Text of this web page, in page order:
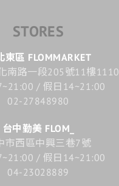
STORES
東區 FLOMMARKET
南路一段205號11樓1110
/ 假日14~21:00
02-27848980
台中勤美 FLOM_
市西區中興三巷7號
/ 假日14~21:00
04-23028889